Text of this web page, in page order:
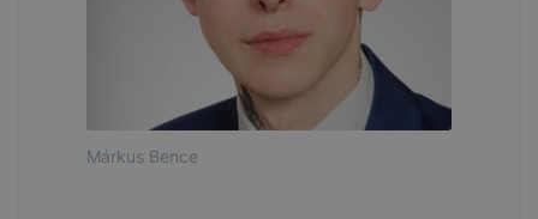
Márkus Bence